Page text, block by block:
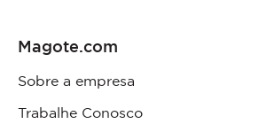
Magote.com
Sobre a empresa
Trabalhe Conosco